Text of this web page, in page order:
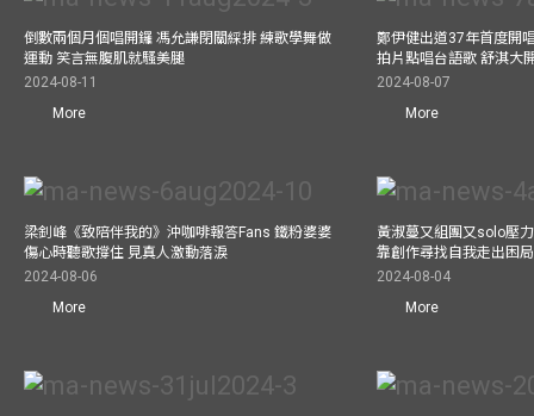
倒數兩個月個唱開鑼 馮允謙閉關綵排 練歌學舞做
運動 笑言無腹肌就騷美腿
2024-08-11
More
鄭伊健出道37年首度開
拍片點唱台語歌 舒淇大
2024-08-07
More
梁釗峰《致陪伴我的》沖咖啡報答Fans 鐵粉婆婆
傷心時聽歌撐住 見真人激動落淚
2024-08-06
More
黃淑蔓又組團又solo壓
靠創作尋找自我走出困局
2024-08-04
More